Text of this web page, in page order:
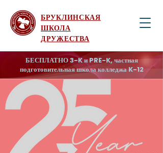
БРУКЛИНСКАЯ
ШКОЛА
ДРУЖЕСТВА
БЕСПЛАТНО 3-K и PRE-K, частная
подготовительная школа колледжа K-12